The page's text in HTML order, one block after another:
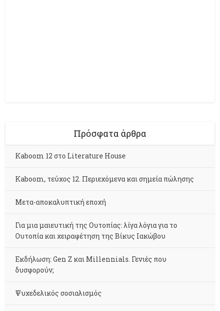
Πρόσφατα άρθρα
Kaboom 12 στο Literature House
Kaboom, τεύχος 12. Περιεχόμενα και σημεία πώλησης
Μετα-αποκαλυπτική εποχή
Για μια μαιευτική της Ουτοπίας: λίγα λόγια για το
Ουτοπία και χειραφέτηση της Βίκυς Ιακώβου
Εκδήλωση: Gen Z και Millennials. Γενιές που
δυσφορούν;
Ψυχεδελικός σοσιαλισμός